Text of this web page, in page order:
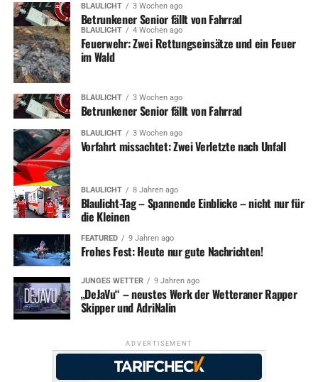
BLAULICHT 3 Wochen ago
Betrunkener Senior fällt von Fahrrad
BLAULICHT 4 Wochen ago
Feuerwehr: Zwei Rettungseinsätze und ein Feuer
im Wald
BLAULICHT 3 Wochen ago
Betrunkener Senior fällt von Fahrrad
BLAULICHT 3 Wochen ago
Vorfahrt missachtet: Zwei Verletzte nach Unfall
BLAULICHT 8 Jahren ago
Blaulicht-Tag – Spannende Einblicke – nicht nur für
die Kleinen
FEATURED 9 Jahren ago
Frohes Fest: Heute nur gute Nachrichten!
JUNGES WETTER 9 Jahren ago
„DeJaVu“ – neustes Werk der Wetteraner Rapper
Skipper und AdriNalin
ADVERTISEMENT